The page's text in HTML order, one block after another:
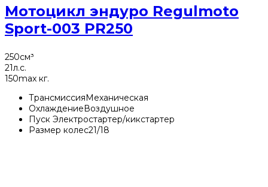
Мотоцикл эндуро Regulmoto
Sport-003 PR250
250см³
21л.с.
150max кг.
ТрансмиссияМеханическая
ОхлаждениеВоздушное
Пуск Электростартер/кикстартер
Размер колес21/18